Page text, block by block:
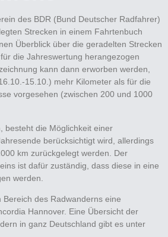
des BDR (Bund Deutscher Radfahrer)
Strecken in einem Fahrtenbuch
Überblick über die geradelten Strecken
die Jahreswertung herangezogen
kann dann erworben werden,
15.10.) mehr Kilometer als für die
vorgesehen (zwischen 200 und 1000
besteht die Möglichkeit einer
berücksichtigt wird, allerdings
km zurückgelegt werden. Der
ist dafür zuständig, dass diese in eine
werden.
Bereich des Radwanderns eine
Hannover. Eine Übersicht der
in ganz Deutschland gibt es unter